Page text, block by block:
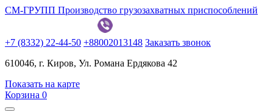
СМ-ГРУПП Производство грузозахватных приспособлений
+7 (8332) 22-44-50 +88002013148 Заказать звонок
610046, г. Киров, Ул. Романа Ердякова 42
Показать на карте
Корзина 0